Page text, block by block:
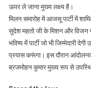
ऊपर ले जाना मुख्य लक्ष्य है।
मिलन समारोह में आजसू पार्टी में
सुदेश महतो जी के मिशन और विजन से
भविष्य में पार्टी जो भी जिम्मेदारी
प्रयास करूंगा। इस दौरान
ब्रजमोहन कुमार मुख्य रूप से